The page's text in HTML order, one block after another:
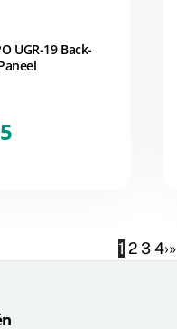
UGR-19 Back-
1 2 34›»